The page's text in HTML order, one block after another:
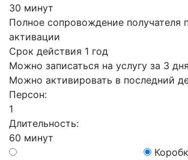
30 минут
Полное сопровождение получателя
активации
Срок действия 1 год
Можно записаться на услугу за 3
Можно активировать в последний
Персон:
1
Длительность:
60 минут